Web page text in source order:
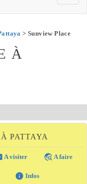
> Sunview Place
À
PATTAYA
A visiter travel_explore A faire
info Infos